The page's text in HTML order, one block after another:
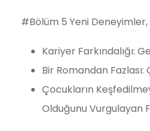
#Bölüm 5 Yeni
Kariyer Farkındalığı:
Bir Romandan Fazlası:
Çocukların
Olduğunu Vurgulayan